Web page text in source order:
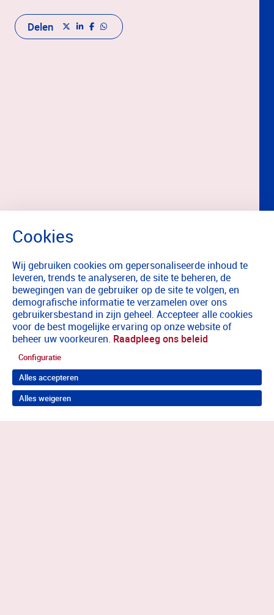
Delen
Wij gebruiken cookies om gepersonaliseerde inhoud te
leveren, trends te analyseren, de site te beheren, de
bewegingen van de gebruiker op de site te volgen, en
demografische informatie te verzamelen over ons
gebruikersbestand in zijn geheel. Accepteer alle cookies
voor de best mogelijke ervaring op onze website of
beheer uw voorkeuren. Raadpleeg ons beleid
Configuratie
Alles accepteren
Alles weigeren